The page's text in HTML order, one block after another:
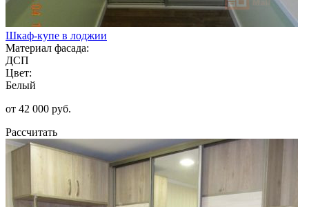
Шкаф-купе в лоджии
Материал фасада:
ДСП
Цвет:
Белый
от 42 000 руб.
Рассчитать